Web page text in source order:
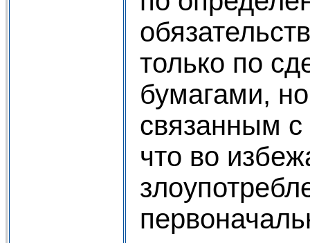
только по
бумагами,
связанным
что во